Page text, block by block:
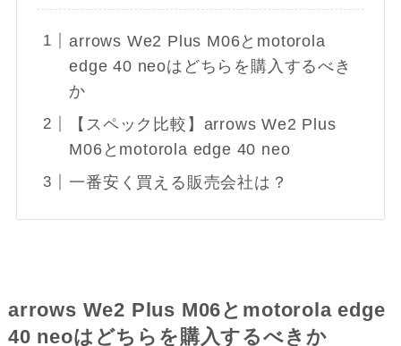
arrows We2 Plus M06とmotorola
edge 40 neoはどちらを購入するべき
か
【スペック比較】arrows We2 Plus
M06とmotorola edge 40 neo
一番安く買える販売会社は？
arrows We2 Plus M06とmotorola edge
40 neoはどちらを購入するべきか